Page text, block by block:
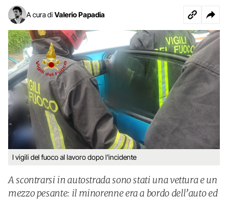
A cura di Valerio Papadia
I vigili del fuoco al lavoro dopo l'incidente
A scontrarsi in autostrada sono stati una vettura e un
mezzo pesante: il minorenne era a bordo dell’auto ed